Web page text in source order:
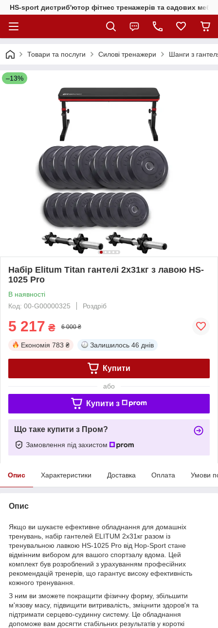
HS-sport дистриб'ютор фітнес тренажерів та садових
Товари та послуги Силові тренажери Шанги з
–13%
Набір Elitum Titan гантелі 2х31кг з лавою HS-
1025 Pro
В наявності
Код: 00-G00000325
Роздріб
5 217 ₴ 6 000 ₴
Економія 783 ₴ Залишилось 46 днів
Купити
або
Купити з
Що таке купити з Пром?
Замовлення під захистом
Опис Характеристики Доставка Оплата Умови
Опис
Якщо ви шукаєте ефективне обладнання для домашніх
тренувань, набір гантелей ELITUM 2x31кг разом із
тренувальною лавкою HS-1025 Pro від Hop-Sport стане
відмінним вибором для вашого спортзалу вдома. Цей
комплект був розроблений з урахуванням професійних
рекомендацій тренерів, що гарантує високу ефективність
кожного тренування.
З ним ви зможете покращити фізичну форму, збільшити
м'язову масу, підвищити витривалість, зміцнити здоров'я та
підтримати серцево-судинну систему. Це обладнання
допоможе вам досягти стабільних результатів у короткі